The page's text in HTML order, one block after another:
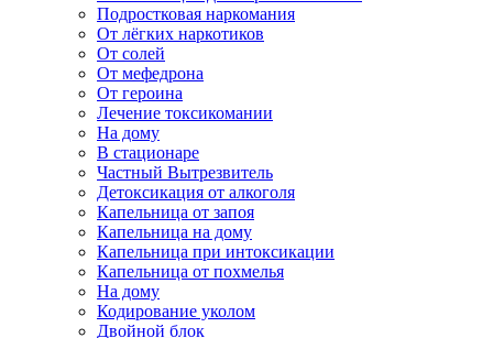
Подростковая наркомания
От лёгких наркотиков
От солей
От мефедрона
От героина
Лечение токсикомании
На дому
В стационаре
Частный Вытрезвитель
Детоксикация от алкоголя
Капельница от запоя
Капельница на дому
Капельница при интоксикации
Капельница от похмелья
На дому
Кодирование уколом
Двойной блок